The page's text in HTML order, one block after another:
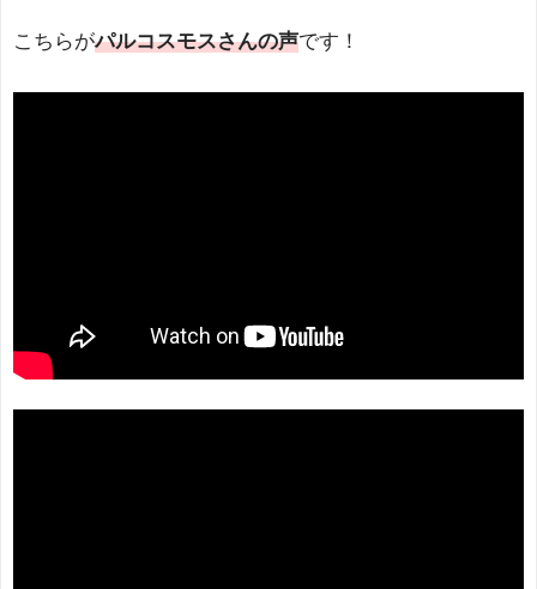
こちらがパルコスモスさんの声です！